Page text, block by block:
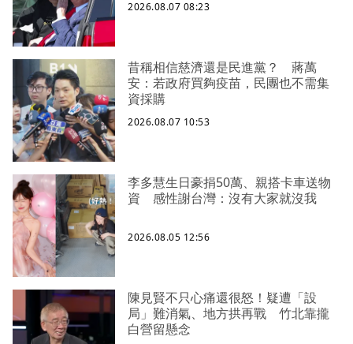
2026.08.07 08:23
昔稱相信慈濟還是民進黨？ 蔣萬
安：若政府買夠疫苗，民團也不需集
資採購
2026.08.07 10:53
李多慧生日豪捐50萬、親搭卡車送物
資 感性謝台灣：沒有大家就沒我
2026.08.05 12:56
陳見賢不只心痛還很怒！疑遭「設
局」難消氣、地方拱再戰 竹北靠攏
白營留懸念